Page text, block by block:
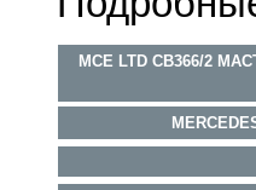
MCE LTD CB366/2